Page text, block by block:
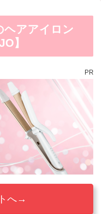
ヘアアイロン
】
PR
へ→